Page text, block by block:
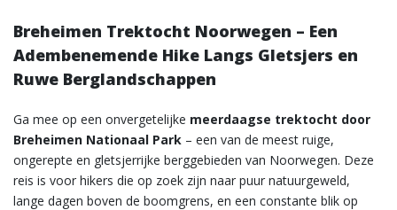
Breheimen Trektocht Noorwegen – Een
Adembenemende Hike Langs Gletsjers en
Ruwe Berglandschappen
Ga mee op een onvergetelijke meerdaagse trektocht door
Breheimen Nationaal Park – een van de meest ruige,
ongerepte en gletsjerrijke berggebieden van Noorwegen. Deze
reis is voor hikers die op zoek zijn naar puur natuurgeweld,
lange dagen boven de boomgrens, en een constante blik op